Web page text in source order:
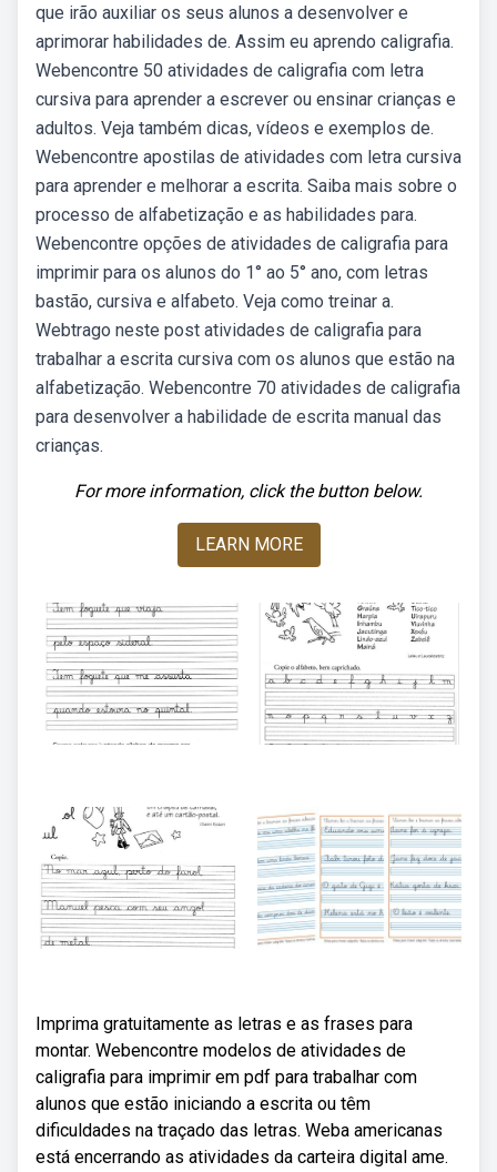
que irão auxiliar os seus alunos a desenvolver e
aprimorar habilidades de. Assim eu aprendo caligrafia.
Webencontre 50 atividades de caligrafia com letra
cursiva para aprender a escrever ou ensinar crianças e
adultos. Veja também dicas, vídeos e exemplos de.
Webencontre apostilas de atividades com letra cursiva
para aprender e melhorar a escrita. Saiba mais sobre o
processo de alfabetização e as habilidades para.
Webencontre opções de atividades de caligrafia para
imprimir para os alunos do 1° ao 5° ano, com letras
bastão, cursiva e alfabeto. Veja como treinar a.
Webtrago neste post atividades de caligrafia para
trabalhar a escrita cursiva com os alunos que estão na
alfabetização. Webencontre 70 atividades de caligrafia
para desenvolver a habilidade de escrita manual das
crianças.
For more information, click the button below.
LEARN MORE
Imprima gratuitamente as letras e as frases para
montar. Webencontre modelos de atividades de
caligrafia para imprimir em pdf para trabalhar com
alunos que estão iniciando a escrita ou têm
dificuldades na traçado das letras. Weba americanas
está encerrando as atividades da carteira digital ame.